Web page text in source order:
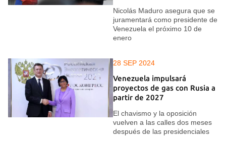
Nicolás Maduro asegura que se
juramentará como presidente de
Venezuela el próximo 10 de
enero
28 SEP 2024
Venezuela impulsará
proyectos de gas con Rusia a
partir de 2027
El chavismo y la oposición
vuelven a las calles dos meses
después de las presidenciales